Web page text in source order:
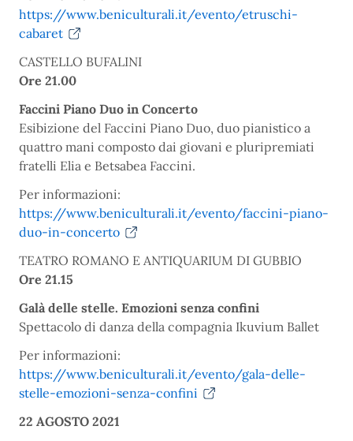
https://www.beniculturali.it/evento/etruschi-
cabaret
CASTELLO BUFALINI
Ore 21.00
Faccini Piano Duo in Concerto
Esibizione del Faccini Piano Duo, duo pianistico a
quattro mani composto dai giovani e pluripremiati
fratelli Elia e Betsabea Faccini.
Per informazioni:
https://www.beniculturali.it/evento/faccini-piano-
duo-in-concerto
TEATRO ROMANO E ANTIQUARIUM DI GUBBIO
Ore 21.15
Galà delle stelle. Emozioni senza confini
Spettacolo di danza della compagnia Ikuvium Ballet
Per informazioni:
https://www.beniculturali.it/evento/gala-delle-
stelle-emozioni-senza-confini
22 AGOSTO 2021